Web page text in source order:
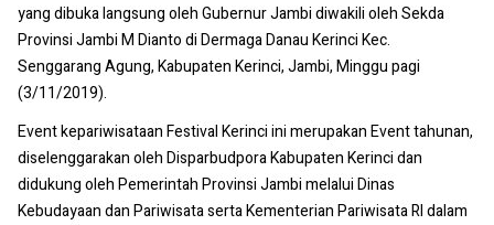
yang dibuka langsung oleh Gubernur Jambi diwakili oleh Sekda
Provinsi Jambi M Dianto di Dermaga Danau Kerinci Kec.
Senggarang Agung, Kabupaten Kerinci, Jambi, Minggu pagi
(3/11/2019).
Event kepariwisataan Festival Kerinci ini merupakan Event tahunan,
diselenggarakan oleh Disparbudpora Kabupaten Kerinci dan
didukung oleh Pemerintah Provinsi Jambi melalui Dinas
Kebudayaan dan Pariwisata serta Kementerian Pariwisata RI dalam